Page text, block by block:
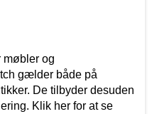
møbler og
gælder både på
De tilbyder desuden
Klik her for at se